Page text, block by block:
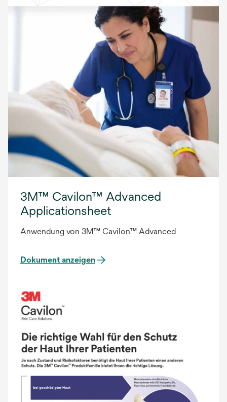
3M™ Cavilon™ Advanced
Applicationsheet
Anwendung von 3M™ Cavilon™ Advanced
Dokument anzeigen